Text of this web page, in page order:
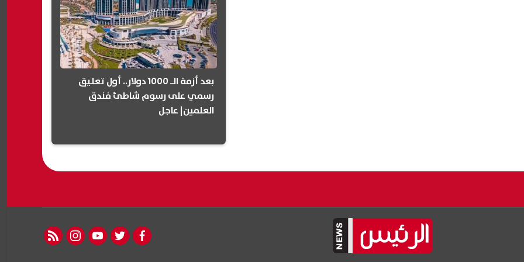
بعد أزمة الـ 1000 دولار.. أول تعليق
رسمي على رسوم شاطئ فندق
العلمين| عاجل
facebook
twitter
youtube
instagram
rss feed